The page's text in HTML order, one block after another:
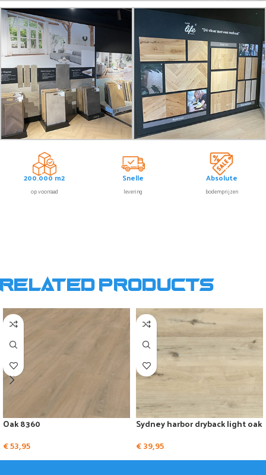
200.000 m2
op voorraad
Snelle
levering
Absolute
bodemprijzen
Related products
Oak 8360
€53,95
Sydney harbor dryback light oak
€39,95